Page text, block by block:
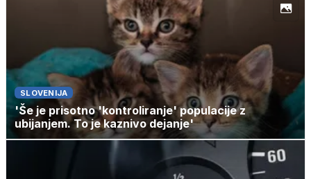
SLOVENIJA
'Še je prisotno 'kontroliranje' populacije z
ubijanjem. To je kaznivo dejanje'